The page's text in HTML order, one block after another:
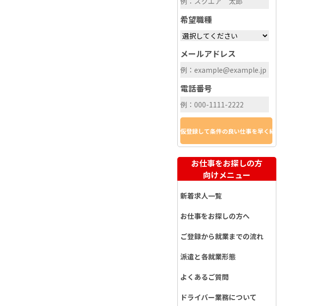
希望職種
メールアドレス
電話番号
お仕事をお探しの方
向けメニュー
新着求人一覧
お仕事をお探しの方へ
ご登録から就業までの流れ
派遣と各就業形態
よくあるご質問
ドライバー業務について